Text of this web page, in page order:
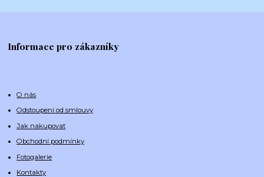
Informace pro zákazníky
O nás
Odstoupení od smlouvy
Jak nakupovat
Obchodní podmínky
Fotogalerie
Kontakty